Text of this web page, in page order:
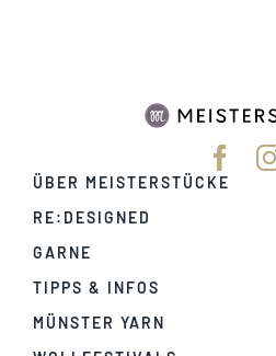
ÜBER MEISTERSTÜCKE
RE:DESIGNED
GARNE
TIPPS & INFOS
MÜNSTER YARN